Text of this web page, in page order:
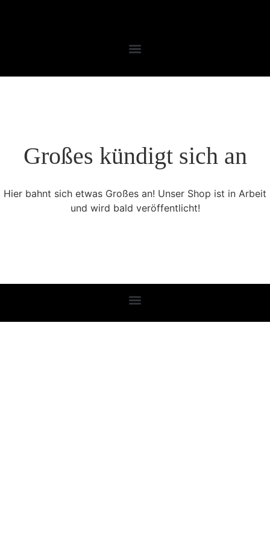
Großes kündigt sich an
Hier bahnt sich etwas Großes an! Unser Shop ist in Arbeit
und wird bald veröffentlicht!